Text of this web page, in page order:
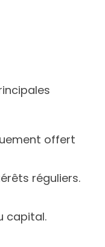
offert
réguliers.
capital.